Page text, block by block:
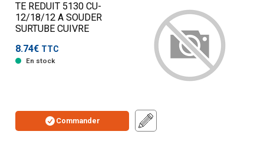
TE REDUIT 5130 CU-
12/18/12 A SOUDER
SURTUBE CUIVRE
8.74€ TTC
En stock
Commander